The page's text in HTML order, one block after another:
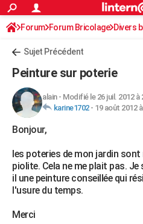
ACTUALITÉS
Politique
Société
Faits Divers
Education
Monde
Villes
+
FINANCE
Retraite
Impôts
Epargne
Immobilier
Risques naturels par ville
Banque
Assurance
Crédit
AUTO
Essais
Réserver un essai
Citadines
Berlines
SUV
Forum auto
+HIGH-TECH
Mobiles
Meilleur smartphone
Internet
Ordinateurs
Jeux vidéo
Guide high-tech
+BRICOLAGE
Forum
Aménagement intérieur
Extérieur
Cuisine
Salle de bains
Jardinage
Rangement
WEEK-END
Guides de France
Escapades
Patrimoine
Expositions
Musées
Week-end nature
+LIFESTYLE
Forum Forum Bricolage Divers
Sujet Précédent
Peinture sur poterie
alain- Modifié le 26 juil. 2012 à
karine1702- 19 août 2012
Bonjour,
les poteries de mon jardin
piolite. Cela ne me plait pas.
il une peinture conseillée qui
l'usure du temps.
Merci